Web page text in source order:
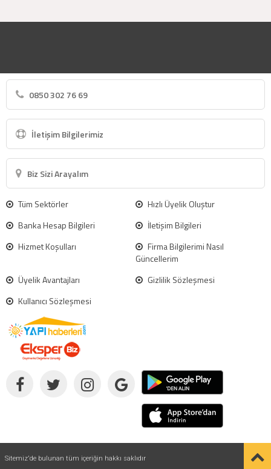
0850 302 76 69
İletişim Bilgilerimiz
Biz Sizi Arayalım
Tüm Sektörler
Hızlı Üyelik Oluştur
Banka Hesap Bilgileri
İletişim Bilgileri
Hizmet Koşulları
Firma Bilgilerimi Nasıl
Güncellerim
Üyelik Avantajları
Gizlilik Sözleşmesi
Kullanıcı Sözleşmesi
Sitemiz'de bulunan tüm içeriğin hakkı saklıdır